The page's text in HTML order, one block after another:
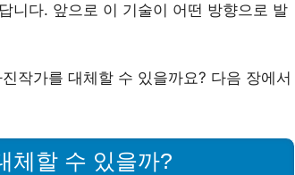
니다. 앞으로 이 기술이 어떤 방향으로 발
작가를 대체할 수 있을까요? 다음 장에서
체할 수 있을까?